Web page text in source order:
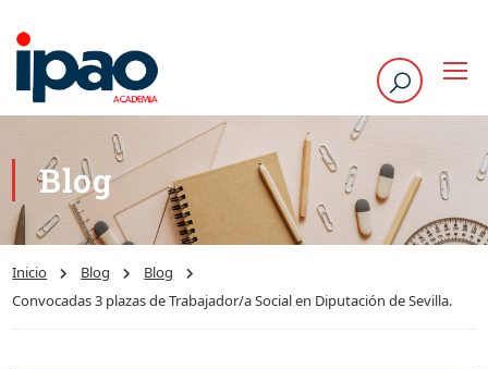
Blog
Inicio Blog
Blog
Convocadas 3 plazas de Trabajador/a Social en Diputación de Sevilla.